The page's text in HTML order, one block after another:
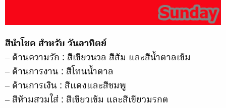
สีนำโชค สำหรับ วันอาทิตย์
– ด้านความรัก : สีเขียวนวล สีส้ม และสีน้ำตาลเข้ม
– ด้านการงาน : สีโทนน้ำตาล
– ด้านการเงิน : สีแดงและสีชมพู
– สีห้ามสวมใส่ : สีเขียวเข้ม และสีเขียวมรกต